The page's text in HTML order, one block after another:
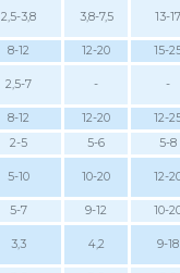
2,5-3,8 3,8-7,5 13-17
8-12 12-20
15-
2,5-7 - -
8-12 12-20
12-
2-5 5-6
5-8
5-10 10-20 12-
5-7 9-12
10-
3,3 4,2 9-18